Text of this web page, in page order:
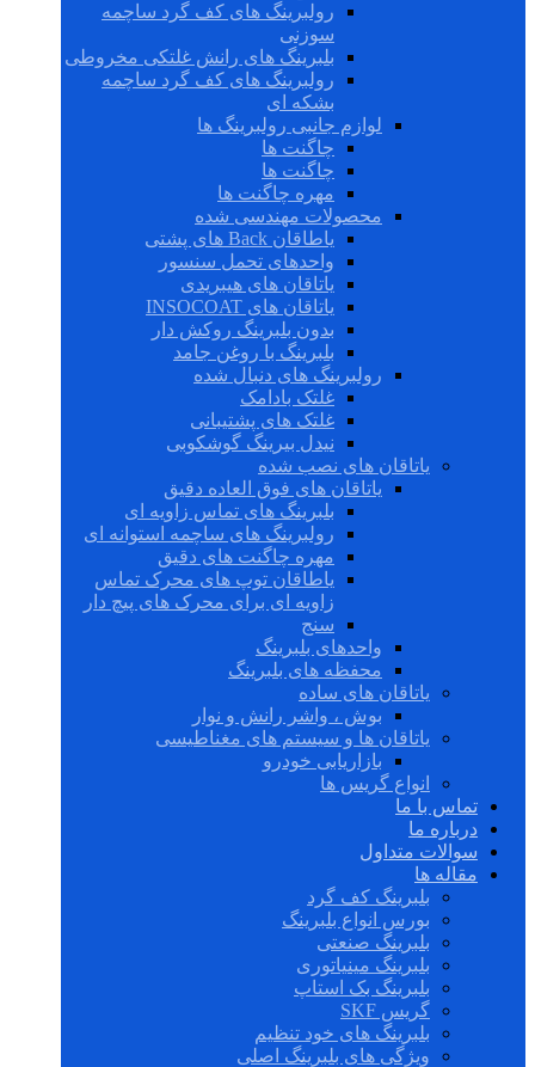
رولبرینگ های کف گرد ساچمه
سوزنی
بلبرینگ های رانش غلتکی مخروطی
رولبرینگ های کف گرد ساچمه
بشکه ای
لوازم جانبی رولبرینگ ها
چاگنت ها
چاگنت ها
مهره چاگنت ها
محصولات مهندسی شده
یاطاقان Back های پشتی
واحدهای تحمل سنسور
یاتاقان های هیبریدی
یاتاقان های INSOCOAT
بدون بلبرینگ روکش دار
بلبرینگ با روغن جامد
رولبرینگ های دنبال شده
غلتک بادامک
غلتک های پشتیبانی
نیدل بیرینگ گوشکوبی
یاتاقان های نصب شده
یاتاقان های فوق العاده دقیق
بلبرینگ های تماس زاویه ای
رولبرینگ های ساچمه استوانه ای
مهره چاگنت های دقیق
یاطاقان توپ های محرک تماس
زاویه ای برای محرک های پیچ دار
سنج
واحدهای بلبرینگ
محفظه های بلبرینگ
یاتاقان های ساده
بوش ، واشر رانش و نوار
یاتاقان ها و سیستم های مغناطیسی
بازاریابی خودرو
انواع گریس ها
تماس با ما
درباره ما
سوالات متداول
مقاله ها
بلبرینگ کف گرد
بورس انواع بلبرینگ
بلبرینگ صنعتی
بلبرینگ مینیاتوری
بلبرینگ بک استاپ
گریس SKF
بلبرینگ های خود تنظیم
ویژگی های بلبرینگ اصلی